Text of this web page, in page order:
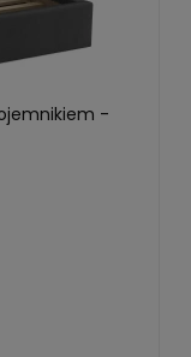
-